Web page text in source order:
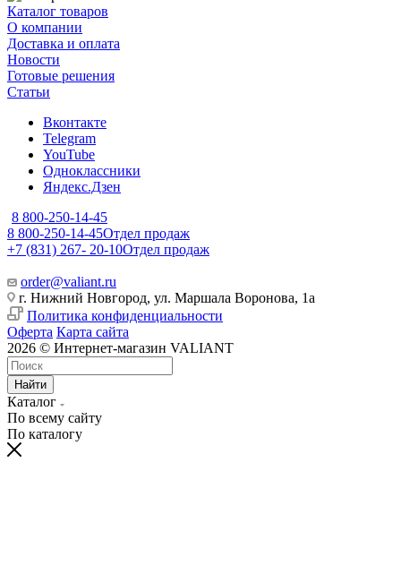
Каталог товаров
О компании
Доставка и оплата
Новости
Готовые решения
Статьи
Вконтакте
Telegram
YouTube
Одноклассники
Яндекс.Дзен
8 800-250-14-45
8 800-250-14-45Отдел продаж
+7 (831) 267- 20-10Отдел продаж
order@valiant.ru
г. Нижний Новгород, ул. Маршала Воронова, 1а
Политика конфиденциальности
Оферта Карта сайта
2026 © Интернет-магазин VALIANT
Найти
Каталог
По всему сайту
По каталогу